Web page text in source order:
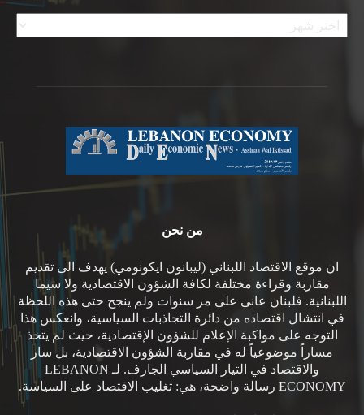
الأرشيف
من نحن
ان موقع الاقتصاد اللبناني (ليبانون ايكونومي) يهدف الى تقديم
مقاربة وقراءة مختلفة لكافة الشؤون الاقتصادية ولا سيما
اللبنانية. فلبنان عانى على مر سنوات ولم ينجح حتى هذه اللحظة
في انتشال اقتصاده من دائرة التجاذبات السياسية، وانعكس هذا
التوجه على مواكبة الإعلام للشؤون الإقتصادية، حيث لم يتخذ
مساراً موضوعياً له في مقاربة الشؤون الاقتصادية، بل سار
والاقتصاد في التيار السياسي الجارف. لـ LEBANON
ECONOMY رسالة واضحة، هي: تغليب الاقتصاد على السياسة.